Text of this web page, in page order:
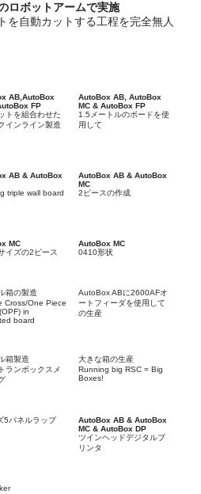
ロボットアームで実施
を自動カットする工程を完全無人
AB,AutoBox
FP
トを組合わせた
インライン製造
AutoBox AB, AutoBox
MC & AutoBox FP
1.5メートルのボードを使
用して
AB & AutoBox
triple wall board
AutoBox AB & AutoBox
MC
2ピースの作成
MC
イズの2ピース
AutoBox MC
0410形状
箱の製造
Cross/One Piece
in
board
AutoBox ABに2600AFオ
ートフィーダを使用して
の生産
箱製造
ランボックスメ
大きな箱の生産
Running big RSC = Big
Boxes!
5パネルラップ
AutoBox AB & AutoBox
MC & AutoBox DP
ツインヘッドデジタルプ
リンタ